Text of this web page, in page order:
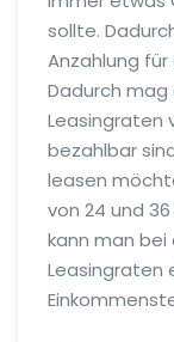
sollte.
Anzahlung für
Dadurch mag
Leasingraten
bezahlbar
leasen
von 24 und
kann man bei
Leasingraten